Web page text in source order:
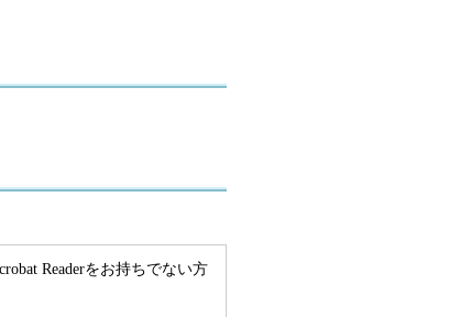
Readerをお持ちでない方